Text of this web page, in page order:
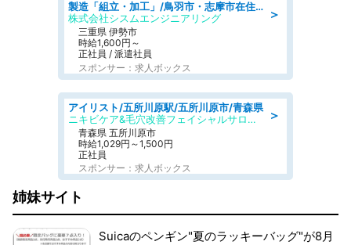
＞
製造「組立・加工」/鳥羽市・志摩市在住者も活躍中土日休み 製造サポート
株式会社シスムエンジニアリング
三重県 伊勢市
時給1,600円～
正社員 / 派遣社員
スポンサー：求人ボックス
＞
アイリスト/五所川原駅/五所川原市/青森県
ニキビケア&毛穴改善フェイシャルサロン BELDAD
青森県 五所川原市
時給1,029円～1,500円
正社員
スポンサー：求人ボックス
姉妹サイト
Suicaのペンギン"夏のラッキーバッグ"が8月